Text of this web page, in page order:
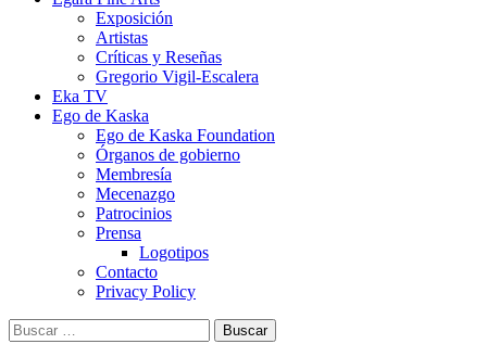
Exposición
Artistas
Críticas y Reseñas
Gregorio Vigil-Escalera
Eka TV
Ego de Kaska
Ego de Kaska Foundation
Órganos de gobierno
Membresía
Mecenazgo
Patrocinios
Prensa
Logotipos
Contacto
Privacy Policy
Buscar: